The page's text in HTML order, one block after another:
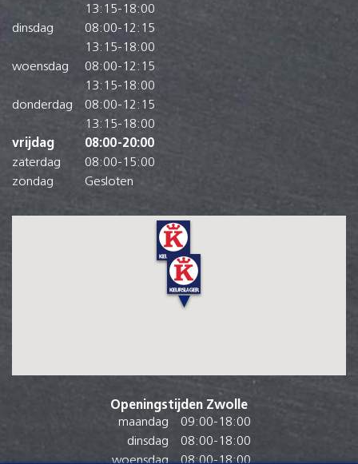
13:15-18:00
dinsdag
08:00-12:15
13:15-18:00
woensdag
08:00-12:15
13:15-18:00
donderdag
08:00-12:15
13:15-18:00
vrijdag
08:00-20:00
zaterdag
08:00-15:00
zondag
Gesloten
Openingstijden Zwolle
maandag
09:00-18:00
dinsdag
08:00-18:00
woensdag
08:00-18:00